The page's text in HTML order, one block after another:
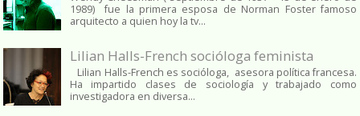
1989) fue la primera esposa de Norman Foster famoso
arquitecto a quien hoy la tv...
Lilian Halls-French socióloga feminista
Lilian Halls-French es socióloga, asesora política francesa.
Ha impartido clases de sociología y trabajado como
investigadora en diversa...